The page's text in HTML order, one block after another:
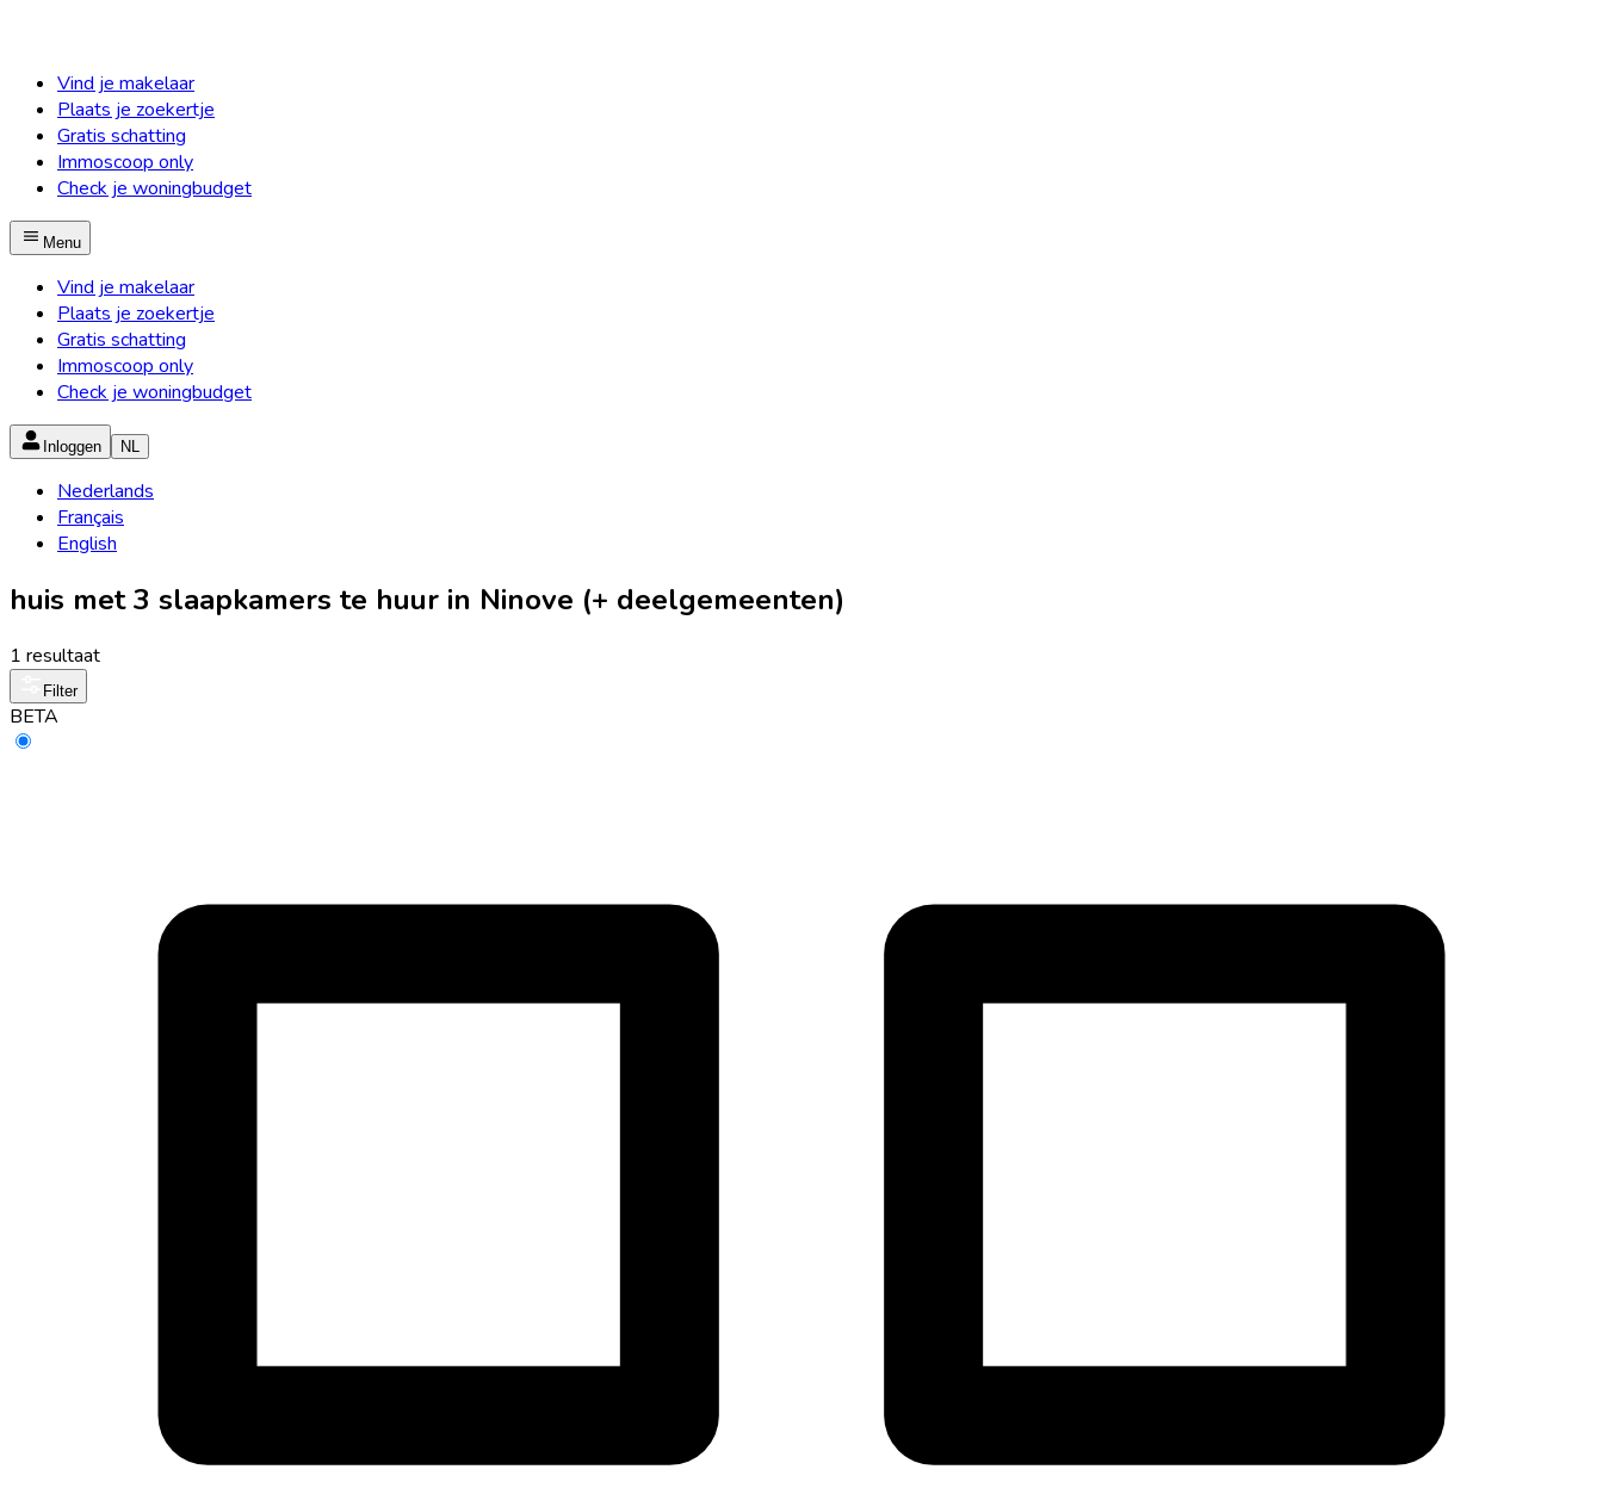
Vind je makelaar
Plaats je zoekertje
Gratis schatting
Immoscoop only
Check je woningbudget
Menu
Vind je makelaar
Plaats je zoekertje
Gratis schatting
Immoscoop only
Check je woningbudget
Inloggen NL
Nederlands
Français
English
huis met 3 slaapkamers te huur in Ninove (+ deelgemeenten)
1 resultaat
Filter
BETA